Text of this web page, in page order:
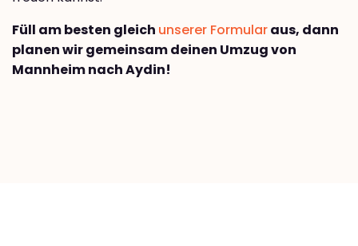
Füll am besten gleich unserer Formularaus, dann
planen wir gemeinsam deinen Umzug von
Mannheim nach Aydin!